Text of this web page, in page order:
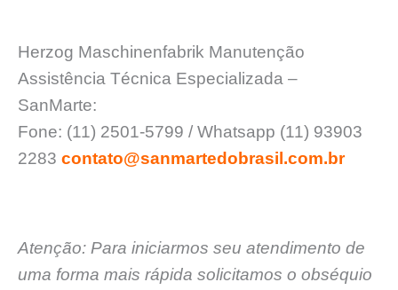
Herzog Maschinenfabrik Manutenção
Assistência Técnica Especializada –
SanMarte:
Fone: (11) 2501-5799 / Whatsapp (11) 93903
2283 contato@sanmartedobrasil.com.br
Atenção: Para iniciarmos seu atendimento de
uma forma mais rápida solicitamos o obséquio